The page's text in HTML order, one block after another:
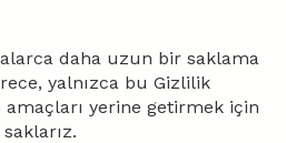
daha uzun bir saklama
yalnızca bu Gizlilik
yerine getirmek için